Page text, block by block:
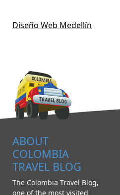
Diseño Web Medellín
ABOUT
COLOMBIA
TRAVEL BLOG
The Colombia Travel Blog,
one of the most visited